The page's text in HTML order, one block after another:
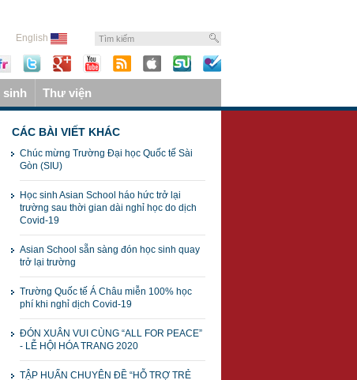
English
sinh Thư viện
CÁC BÀI VIẾT KHÁC
Chúc mừng Trường Đại học Quốc tế Sài
Gòn (SIU)
Học sinh Asian School háo hức trở lại
trường sau thời gian dài nghỉ học do dịch
Covid-19
Asian School sẵn sàng đón học sinh quay
trở lại trường
Trường Quốc tế Á Châu miễn 100% học
phí khi nghỉ dịch Covid-19
ĐÓN XUÂN VUI CÙNG “ALL FOR PEACE”
- LỄ HỘI HÓA TRANG 2020
TẬP HUẤN CHUYÊN ĐỀ “HỖ TRỢ TRẺ